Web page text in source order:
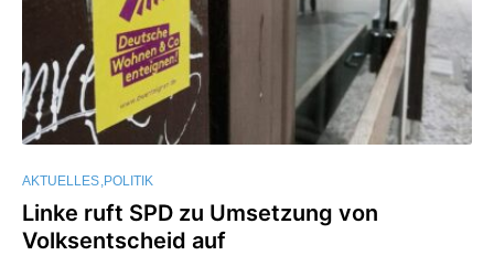
AKTUELLES POLITIK
Linke ruft SPD zu Umsetzung von
Volksentscheid auf